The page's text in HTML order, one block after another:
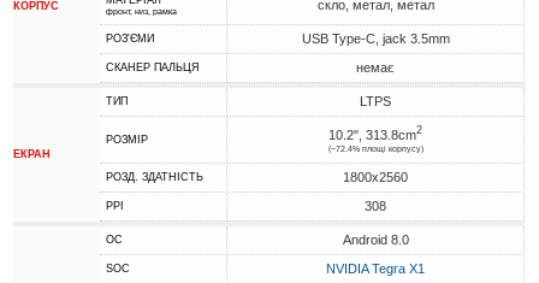
КОРПУС фронт, низ, рамка скло, метал, метал
РОЗ'ЄМИ USB Type-C, jack 3.5mm
СКАНЕР ПАЛЬЦЯ немає
ЕКРАН
ТИП LTPS
РОЗМІР 10.2", 313.8cm2
(~72.4% площі корпусу)
РОЗД. ЗДАТНІСТЬ 1800x2560
PPI 308
ОС Android 8.0
SOC NVIDIA Tegra X1